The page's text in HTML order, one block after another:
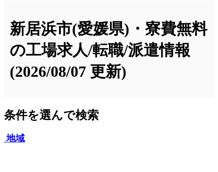
新居浜市(愛媛県)・寮費無料
の工場求人/転職/派遣情報
(2026/08/07 更新)
条件を選んで検索
地域